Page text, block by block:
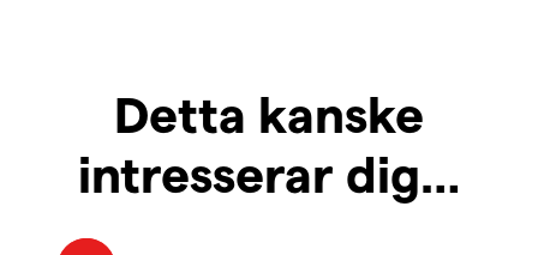
Detta kanske
intresserar dig…